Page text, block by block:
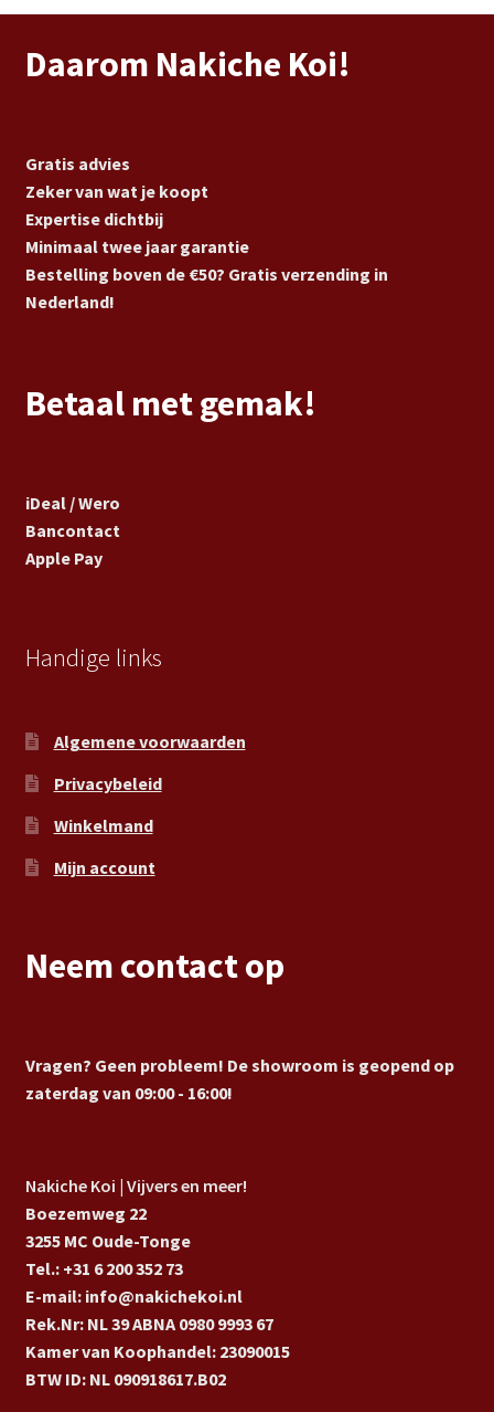
Daarom Nakiche Koi!
Gratis advies
Zeker van wat je koopt
Expertise dichtbij
Minimaal twee jaar garantie
Bestelling boven de €50? Gratis verzending in
Nederland!
Betaal met gemak!
iDeal / Wero
Bancontact
Apple Pay
Handige links
Algemene voorwaarden
Privacybeleid
Winkelmand
Mijn account
Neem contact op
Vragen? Geen probleem! De showroom is geopend op
zaterdag van 09:00 - 16:00!
Nakiche Koi | Vijvers en meer!
Boezemweg 22
3255 MC Oude-Tonge
Tel.: +31 6 200 352 73
E-mail: info@nakichekoi.nl
Rek.Nr: NL 39 ABNA 0980 9993 67
Kamer van Koophandel: 23090015
BTW ID: NL 090918617.B02